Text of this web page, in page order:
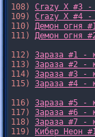
108) Crazy X #3 -
109) Crazy X #4 -
110) Демон огня
111) Демон огня
112) Зараза #1 -
113) Зараза #2 -
114) Зараза #3 -
115) Зараза #4 -
116) Зараза #5 -
117) Зараза #6 -
118) Зараза #7 -
119)
Кибер Неон